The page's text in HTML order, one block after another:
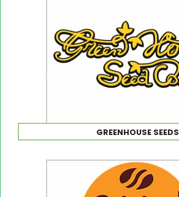
GREENHOUSE SEEDS